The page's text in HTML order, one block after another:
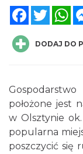
FacebookTwitter
DODAJ DO
położone jest
w Olsztynie
popularna
poszczycić się